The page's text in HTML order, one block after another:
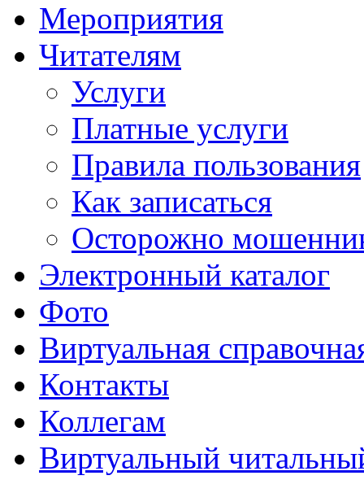
Мероприятия
Читателям
Услуги
Платные услуги
Правила пользования
Как записаться
Осторожно
Электронный каталог
Фото
Виртуальная
Контакты
Коллегам
Виртуальный